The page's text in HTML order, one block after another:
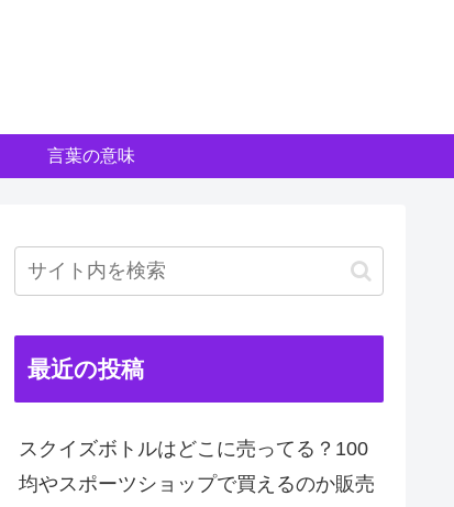
言葉の意味
最近の投稿
スクイズボトルはどこに売ってる？100
均やスポーツショップで買えるのか販売